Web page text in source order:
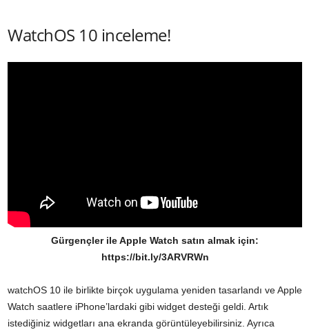
WatchOS 10 inceleme!
Gürgençler ile Apple Watch satın almak için:
https://bit.ly/3ARVRWn
watchOS 10 ile birlikte birçok uygulama yeniden tasarlandı ve Apple
Watch saatlere iPhone’lardaki gibi widget desteği geldi. Artık
istediğiniz widgetları ana ekranda görüntüleyebilirsiniz. Ayrıca